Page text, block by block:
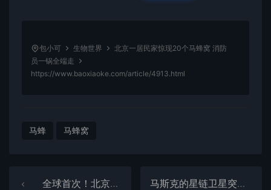
包小可 生物世界
北京一居民家惊现20个马蜂窝 消防
员一锅全端走
https://www.baoxiaoke.com/article/4913.html
马蜂 马蜂窝
全球首次！北京大学证实存在史前母系社会 马斯克的星链卫星突然大批掉落：这到底怎么回事